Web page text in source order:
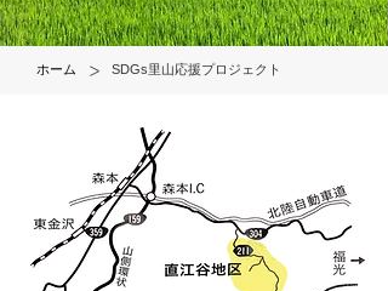
ホーム > SDGs里山応援プロジェクト